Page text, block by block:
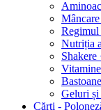
Regimul
Nutriția
Shakere
Bastoane
Geluri și
Cărți -